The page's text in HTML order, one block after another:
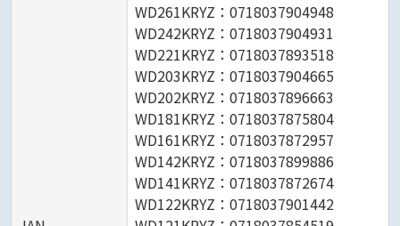
WD261KRYZ：0718037904948
WD242KRYZ：0718037904931
WD221KRYZ：0718037893518
WD203KRYZ：0718037904665
WD202KRYZ：0718037896663
WD181KRYZ：0718037875804
WD161KRYZ：0718037872957
WD142KRYZ：0718037899886
WD141KRYZ：0718037872674
WD122KRYZ：0718037901442